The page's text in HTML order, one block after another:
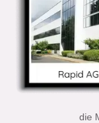
die